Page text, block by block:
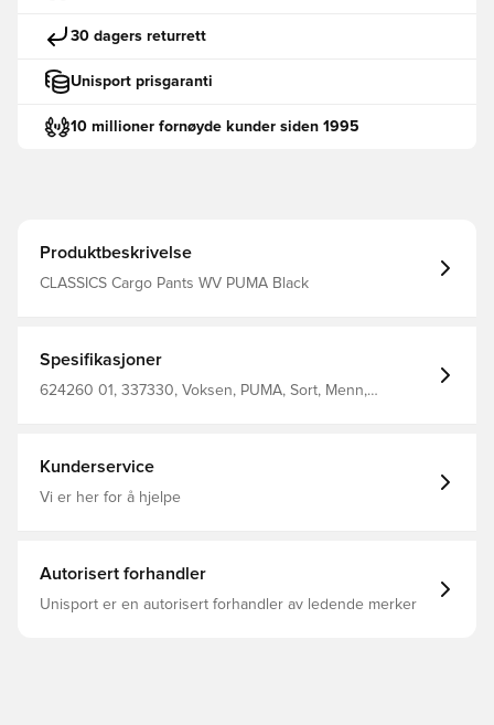
30 dagers returrett
Unisport prisgaranti
10 millioner fornøyde kunder siden 1995
Produktbeskrivelse
CLASSICS Cargo Pants WV PUMA Black
Spesifikasjoner
624260 01, 337330, Voksen, PUMA, Sort, Menn,
Kunderservice
Vi er her for å hjelpe
Autorisert forhandler
Unisport er en autorisert forhandler av ledende merker